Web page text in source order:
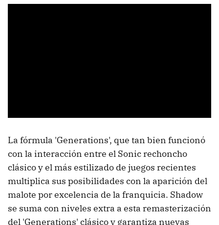
La fórmula 'Generations', que tan bien funcionó
con la interacción entre el Sonic rechoncho
clásico y el más estilizado de juegos recientes
multiplica sus posibilidades con la aparición del
malote por excelencia de la franquicia. Shadow
se suma con niveles extra a esta remasterización
del 'Generations' clásico y garantiza nuevas